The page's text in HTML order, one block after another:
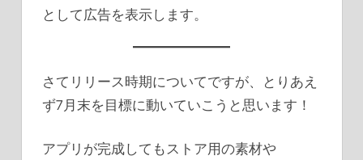
として広告を表示します。
さてリリース時期についてですが、とりあえ
ず7月末を目標に動いていこうと思います！
アプリが完成してもストア用の素材や